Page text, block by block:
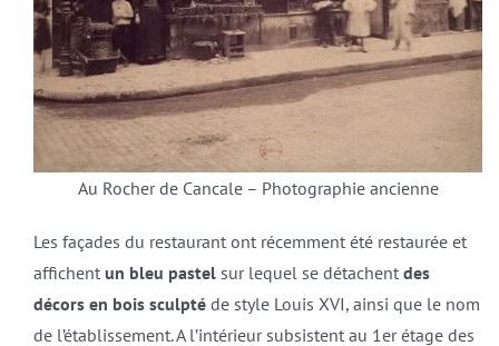
Au Rocher de Cancale – Photographie ancienne
Les façades du restaurant ont récemment été restaurée et
affichent un bleu pastelsur lequel se détachent des
décors en bois sculpté de style Louis XVI, ainsi que le nom
de l’établissement. A l’intérieur subsistent au 1er étage des